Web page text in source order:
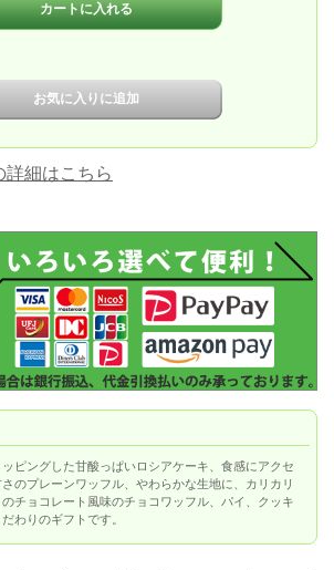
詳細はこちら
ピングした甘酸っぱいロシアケーキ、食感にアクセ
のプレーンワッフル、やわらかな生地に、カリカリ
チョコレート風味のチョコワッフル、パイ、クッキ
わりのギフトです。